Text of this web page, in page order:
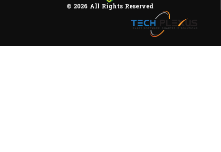
© 2026 All Rights Reserved